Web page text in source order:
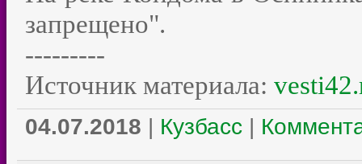
запрещено".
---------
Источник материала:
04.07.2018 | Кузбасс |